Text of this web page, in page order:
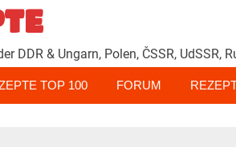
DDR & Ungarn, Polen, ČSSR, UdSSR,
TOP 100 FORUM